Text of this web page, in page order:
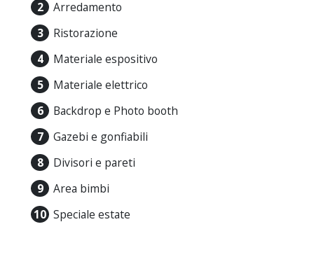
Arredamento
Ristorazione
Materiale espositivo
Materiale elettrico
Backdrop e Photo booth
Gazebi e gonfiabili
Divisori e pareti
Area bimbi
Speciale estate